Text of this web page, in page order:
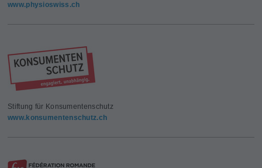
www.physioswiss.ch
Stiftung für Konsumentenschutz
www.konsumentenschutz.ch